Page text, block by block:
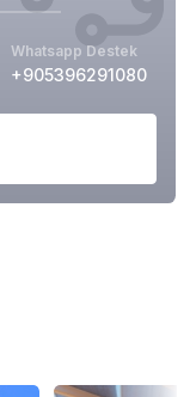
Whatsapp Destek
+905396291080